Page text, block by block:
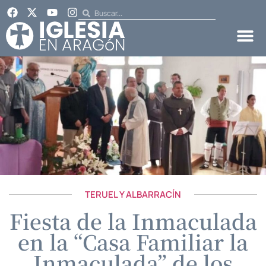
TERUEL Y ALBARRACÍN
Fiesta de la Inmaculada
en la “Casa Familiar la